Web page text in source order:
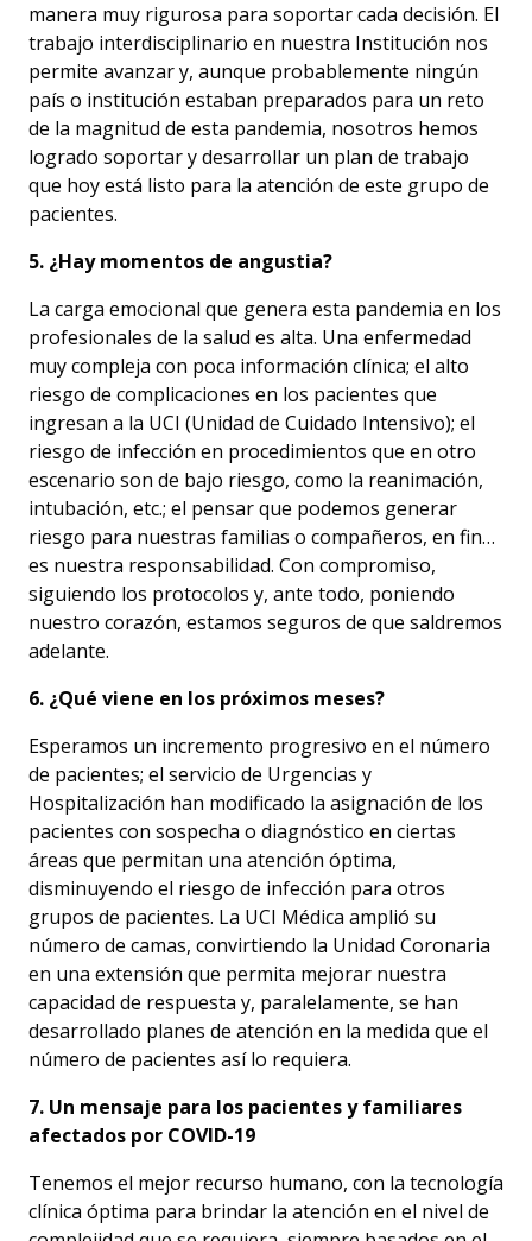
manera muy rigurosa para soportar cada decisión. El
trabajo interdisciplinario en nuestra Institución nos
permite avanzar y, aunque probablemente ningún
país o institución estaban preparados para un reto
de la magnitud de esta pandemia, nosotros hemos
logrado soportar y desarrollar un plan de trabajo
que hoy está listo para la atención de este grupo de
pacientes.
5. ¿Hay momentos de angustia?
La carga emocional que genera esta pandemia en los
profesionales de la salud es alta. Una enfermedad
muy compleja con poca información clínica; el alto
riesgo de complicaciones en los pacientes que
ingresan a la UCI (Unidad de Cuidado Intensivo); el
riesgo de infección en procedimientos que en otro
escenario son de bajo riesgo, como la reanimación,
intubación, etc.; el pensar que podemos generar
riesgo para nuestras familias o compañeros, en fin…
es nuestra responsabilidad. Con compromiso,
siguiendo los protocolos y, ante todo, poniendo
nuestro corazón, estamos seguros de que saldremos
adelante.
6. ¿Qué viene en los próximos meses?
Esperamos un incremento progresivo en el número
de pacientes; el servicio de Urgencias y
Hospitalización han modificado la asignación de los
pacientes con sospecha o diagnóstico en ciertas
áreas que permitan una atención óptima,
disminuyendo el riesgo de infección para otros
grupos de pacientes. La UCI Médica amplió su
número de camas, convirtiendo la Unidad Coronaria
en una extensión que permita mejorar nuestra
capacidad de respuesta y, paralelamente, se han
desarrollado planes de atención en la medida que el
número de pacientes así lo requiera.
7. Un mensaje para los pacientes y familiares
afectados por COVID-19
Tenemos el mejor recurso humano, con la tecnología
clínica óptima para brindar la atención en el nivel de